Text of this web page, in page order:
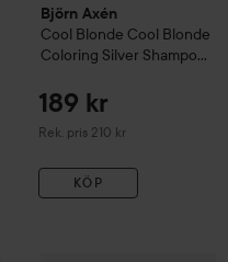
Björn Axén
Cool Blonde Cool Blonde
Coloring Silver Shampoo
189 kr
Rek. pris 210 kr
Rekommenderat pris 210 kr
KÖP